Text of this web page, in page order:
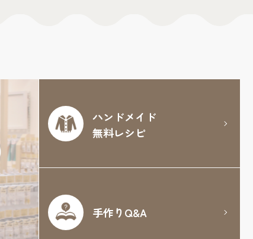
ハンドメイド
無料レシピ
手作りQ&A